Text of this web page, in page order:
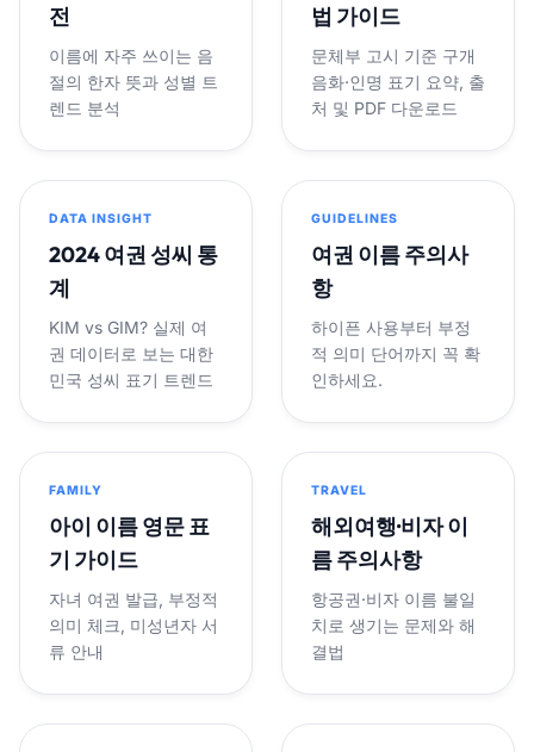
전
이름에 자주 쓰이는 음
절의 한자 뜻과 성별 트
렌드 분석
법 가이드
문체부 고시 기준 구개
음화·인명 표기 요약, 출
처 및 PDF 다운로드
DATA INSIGHT
2024 여권 성씨 통
계
KIM vs GIM? 실제 여
권 데이터로 보는 대한
민국 성씨 표기 트렌드
GUIDELINES
여권 이름 주의사
항
하이픈 사용부터 부정
적 의미 단어까지 꼭 확
인하세요.
FAMILY
아이 이름 영문 표
기 가이드
자녀 여권 발급, 부정적
의미 체크, 미성년자 서
류 안내
TRAVEL
해외여행·비자 이
름 주의사항
항공권·비자 이름 불일
치로 생기는 문제와 해
결법